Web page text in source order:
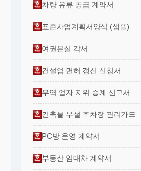
차량 유류 공급 계약서
표준사업계획서양식 (샘플)
여권분실 각서
건설업 면허 갱신 신청서
무역 업자 지위 승계 신고서
건축물 부설 주차장 관리카드
PC방 운영 계약서
부동산 임대차 계약서